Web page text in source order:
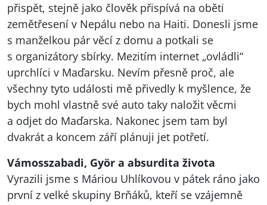
přispět, stejně jako člověk přispívá na oběti
zemětřesení v Nepálu nebo na Haiti. Donesli jsme
s manželkou pár věcí z domu a potkali se
s organizátory sbírky. Mezitím internet „ovládli“
uprchlíci v Maďarsku. Nevím přesně proč, ale
všechny tyto události mě přivedly k myšlence, že
bych mohl vlastně své auto taky naložit věcmi
a odjet do Maďarska. Nakonec jsem tam byl
dvakrát a koncem září plánuji jet potřetí.
Vámosszabadi, Györ a absurdita života
Vyrazili jsme s Máriou Uhlíkovou v pátek ráno jako
první z velké skupiny Brňáků, kteří se vzájemně